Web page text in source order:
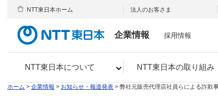
企業情報
NTT東日本について NTT東日本の取り組み
NTT東日本ホーム 法人のお客さま
採用情報
ホーム > 企業情報 > お知らせ・報道発表 > 弊社元販売代理店社員らによる詐欺